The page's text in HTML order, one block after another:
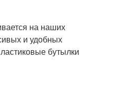
на наших
и удобных
бутылки